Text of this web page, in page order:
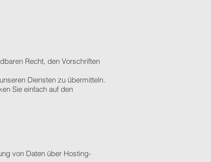
Recht, den Vorschriften
Diensten zu übermitteln.
Sie einfach auf den
von Daten über Hosting-